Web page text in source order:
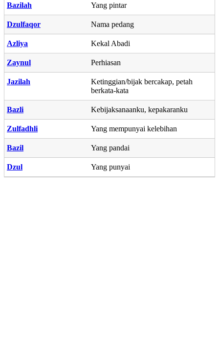
Bazilah Yang pintar
Dzulfaqor Nama pedang
Azliya Kekal Abadi
Zaynul Perhiasan
Jazilah
Ketinggian/bijak bercakap, petah
berkata-kata
Bazli Kebijaksanaanku, kepakaranku
Zulfadhli Yang mempunyai kelebihan
Bazil Yang pandai
Dzul Yang punyai